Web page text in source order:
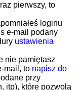
pierwszy, to
loginu
e-mail podany
ustawienia
nie pamiętasz
mail, to napisz do
przy
itp), które pozwolą